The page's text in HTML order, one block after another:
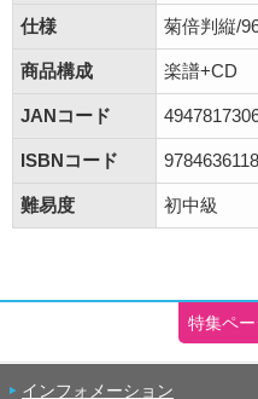
仕様 菊倍判縦/
商品構成 楽譜+CD
JANコード
ISBNコード
難易度 初中級
特集ペ
インフォメーション